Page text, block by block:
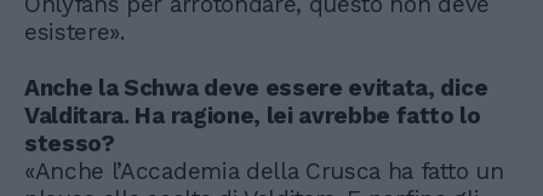
esistere».
Anche la Schwa deve essere evitata, dice
Valditara. Ha ragione, lei avrebbe fatto lo
stesso?
«Anche l’Accademia della Crusca ha fatto un